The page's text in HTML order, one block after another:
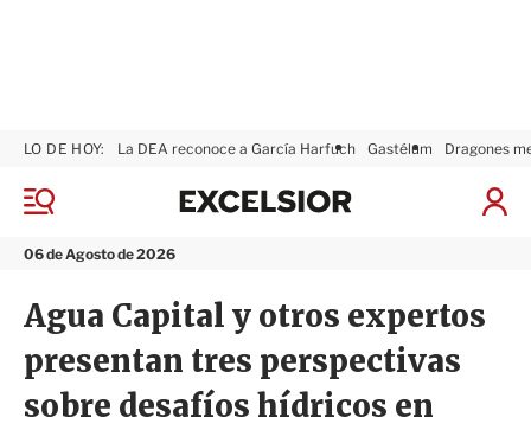
M
n
06 de Agosto de 2026
LO DE HOY: La DEA reconoce a García Harfuch Gastélum Dragones
I
x
i
r
Agua Capital y otros expertos
presentan tres perspectivas
sobre desafíos hídricos en